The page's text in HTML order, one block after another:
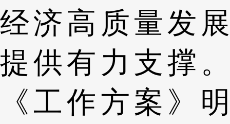
经济高质量发展
提供有力支撑。
《工作方案》明